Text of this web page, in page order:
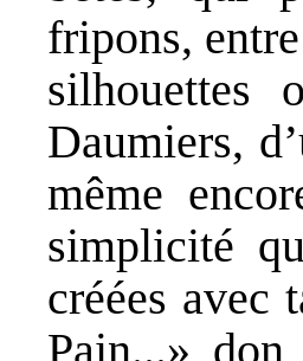
fripons,
silhouettes
Daumiers,
même
simplicité
créées avec
Pain...»